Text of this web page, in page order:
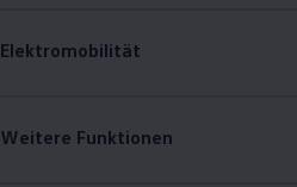
Elektromobilität
Weitere Funktionen